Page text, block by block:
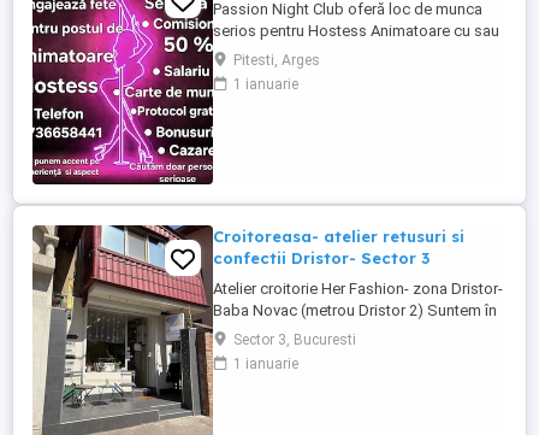
Passion Night Club oferă loc de munca
serios pentru Hostess Animatoare cu sau
fără experiență. Nu punem accent pe
aspecul fizic !! Dacă ai peste 18 ani, ești o
fire deschisă, sociabilă și fără inhibiții te
Pitesti, Arges
1 ianuarie
Croitoreasa- atelier retusuri si
confectii Dristor- Sector 3
Atelier croitorie Her Fashion- zona Dristor-
Baba Novac (metrou Dristor 2) Suntem în
căutarea unei croitorese talentata și
pasionata pentru a se alătura atelierului
nostru. Dacă aveți experiență în croitorie,
Sector 3, Bucuresti
1 ianuarie